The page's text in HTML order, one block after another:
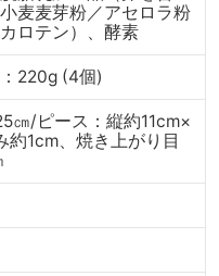
材料】
クロワッサ
好みのアイ
生地を予熱を
ブンに入れ、
で20分ほど
に切る。 ②お
。 ③サンドし
ン 1個
テのグラタン
じ2程度 ・チー
サン生地を
ンで20～25分
冷ましておく
麦麦芽粉／アセロラ粉
ロテン）、酵素
220g (4個)
㎝/ピース：縦約11cm×
約1cm、焼き上がり目